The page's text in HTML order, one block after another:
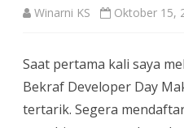
Winarni KS Oktober 15,
Saat pertama kali saya
Bekraf Developer Day
tertarik. Segera